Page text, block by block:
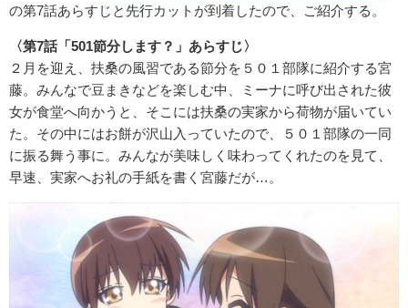
の第7話あらすじと先行カットが到着したので、ご紹介する。
〈第7話「501節分します？」あらすじ〉
２月を迎え、扶桑の風習である節分を５０１部隊に紹介する宮
藤。みんなで豆まきなどを楽しむ中、ミーナに呼び出された彼
女が食堂へ向かうと、そこには扶桑の実家から荷物が届いてい
た。その中にはお餅が沢山入っていたので、５０１部隊の一同
に振る舞う事に。みんなが美味しく味わってくれたのを見て、
早速、実家へお礼の手紙を書く宮藤だが…。